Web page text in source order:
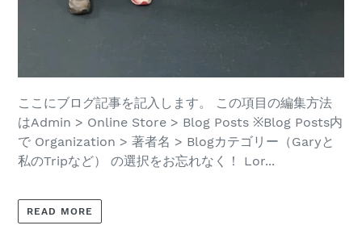
ここにブログ記事を記入します。 この項目の編集方法
はAdmin > Online Store > Blog Posts ※Blog Posts内
で Organization > 著者名 > Blogカテゴリー（Garyと
私のTripなど） の選択をお忘れなく！ Lor...
READ MORE